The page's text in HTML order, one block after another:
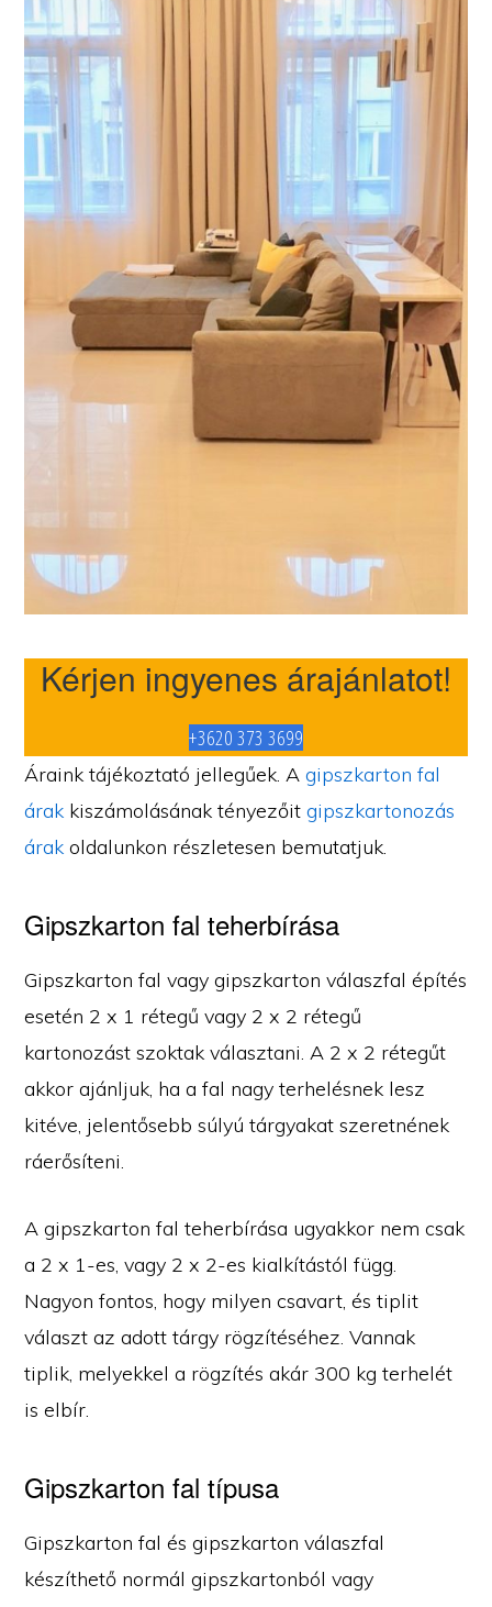
Kérjen ingyenes árajánlatot!
+3620 373 3699
Áraink tájékoztató jellegűek. Agipszkarton fal
árak kiszámolásának tényezőitgipszkartonozás
árak oldalunkon részletesen bemutatjuk.
Gipszkarton fal teherbírása
Gipszkarton fal vagy gipszkarton válaszfal építés
esetén 2 x 1 rétegű vagy 2 x 2 rétegű
kartonozást szoktak választani. A 2 x 2 rétegűt
akkor ajánljuk, ha a fal nagy terhelésnek lesz
kitéve, jelentősebb súlyú tárgyakat szeretnének
ráerősíteni.
A gipszkarton fal teherbírása ugyakkor nem csak
a 2 x 1-es, vagy 2 x 2-es kialkítástól függ.
Nagyon fontos, hogy milyen csavart, és tiplit
választ az adott tárgy rögzítéséhez. Vannak
tiplik, melyekkel a rögzítés akár 300 kg terhelét
is elbír.
Gipszkarton fal típusa
Gipszkarton fal és gipszkarton válaszfal
készíthető normál gipszkartonból vagy